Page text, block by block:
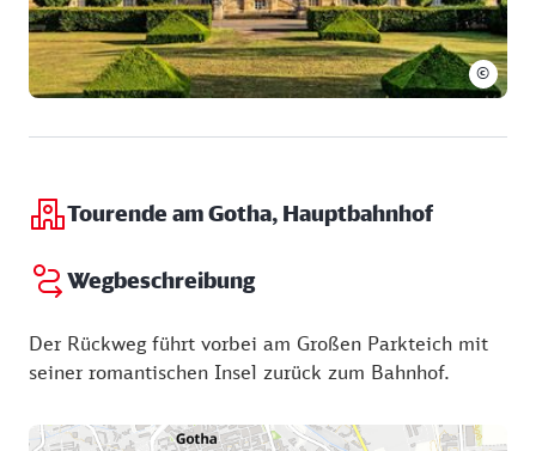
Mittwoch:10:00 - 16:00 Uhr
Donnerstag:10:00 - 16:00 Uhr
Freitag:10:00 - 16:00 Uhr
Sonntag:10:00 - 16:00 Uhr
©
Tourende am Gotha, Hauptbahnhof
Wegbeschreibung
Der Rückweg führt vorbei am Großen Parkteich mit
seiner romantischen Insel zurück zum Bahnhof.